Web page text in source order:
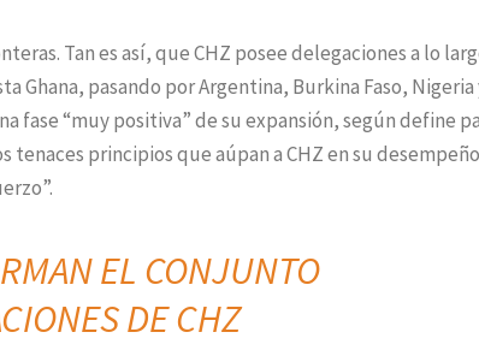
Tan es así, que CHZ posee delegaciones a lo
Ghana, pasando por Argentina, Burkina Faso, Nigeria
fase “muy positiva” de su expansión, según define
tenaces principios que aúpan a CHZ en su desempeño
EL CONJUNTO
DE CHZ